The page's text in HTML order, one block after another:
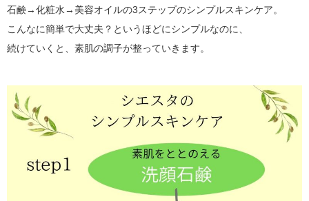
石鹸→化粧水→美容オイルの3ステップのシンプルスキンケア。
こんなに簡単で大丈夫？というほどにシンプルなのに、
続けていくと、素肌の調子が整っていきます。